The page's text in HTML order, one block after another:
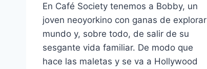
En Café Society tenemos a Bobby, un
joven neoyorkino con ganas de explorar
mundo y, sobre todo, de salir de su
sesgante vida familiar. De modo que
hace las maletas y se va a Hollywood